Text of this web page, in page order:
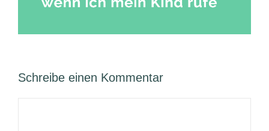
Schreibe einen Kommentar